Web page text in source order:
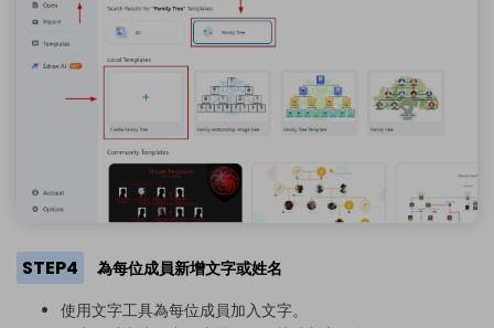
STEP4
為每位成員新增文字或姓名
使用文字工具為每位成員加入文字。